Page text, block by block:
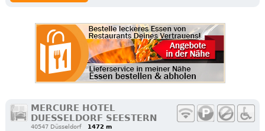
MERCURE HOTEL
DUESSELDORF SEESTERN
40547 Düsseldorf 1472 m